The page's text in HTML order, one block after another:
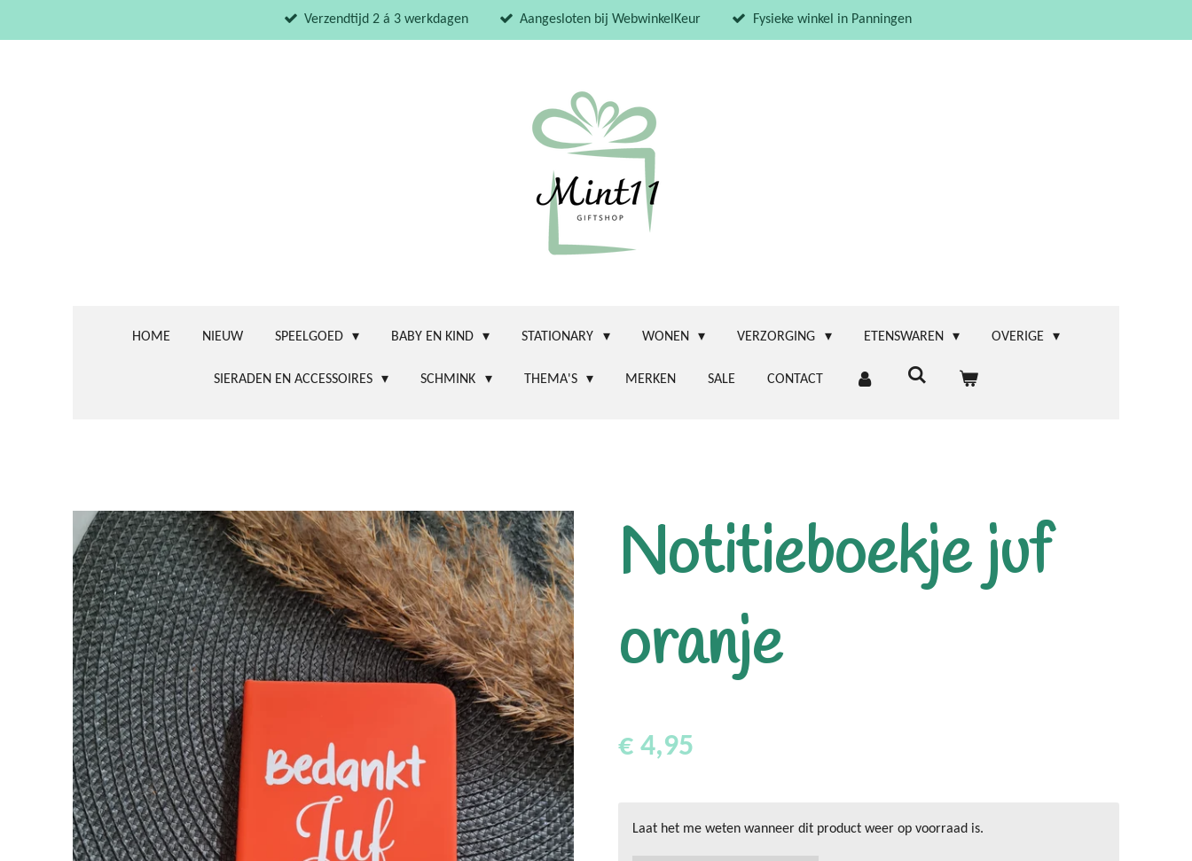
direct
Verzendtijd 2 á 3 werkdagen Aangesloten bij WebwinkelKeur Fysieke winkel in Panningen
HOME NIEUW SPEELGOED BABY EN KIND STATIONARY WONEN VERZORGING ETENSWAREN OVERIGE
SIERADEN EN ACCESSOIRES SCHMINK THEMA'S MERKEN SALE CONTACT
Notitieboekje juf
oranje
€ 4,95
Laat het me weten wanneer dit product weer op voorraad is.